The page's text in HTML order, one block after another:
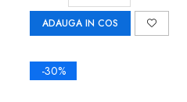
ADAUGA IN COS
-30%